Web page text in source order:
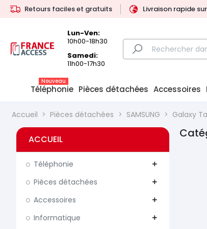
Retours faciles et gratuits Livraison rapide
Lun-Ven:
10h00-18h30
Samedi:
11h00-17h30
Téléphonie
Nouveau
Pièces détachées Accessoires
Accueil Pièces détachées SAMSUNG Galaxy
ACCUEIL
Téléphonie add
Pièces détachées add
Accessoires add
Informatique add